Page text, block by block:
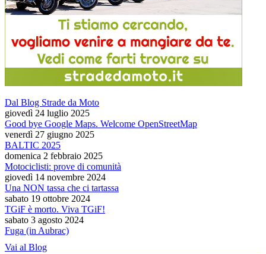
Dal Blog Strade da Moto
giovedì 24 luglio 2025
Good bye Google Maps. Welcome OpenStreetMap
venerdì 27 giugno 2025
BALTIC 2025
domenica 2 febbraio 2025
Motociclisti: prove di comunità
giovedì 14 novembre 2024
Una NON tassa che ci tartassa
sabato 19 ottobre 2024
TGiF è morto. Viva TGiF!
sabato 3 agosto 2024
Fuga (in Aubrac)
Vai al Blog